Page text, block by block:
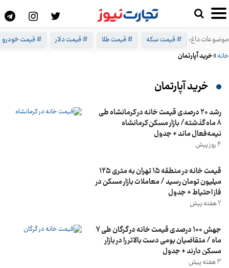
موضوعات داغ: # قیمت سکه # قیمت طلا # قیمت دلار # قیمت خودرو
خانه»خرید آپارتمان
خرید آپارتمان
رشد ۲۰ درصدی قیمت خانه در کرمانشاه طی
۸ ماه گذشته/ بازار مسکن کرمانشاه
نیمه‌فعال ماند + جدول
4 روز پیش
قیمت خانه در منطقه ۱۵ تهران به متری ۱۲۵
میلیون تومان رسید / معاملات بازار مسکن در
فاز احتیاط + جدول
2 هفته پیش
جهش ۱۰۰ درصدی قیمت خانه در گرگان طی ۷
ماه / متقاضیان بومی دست بالاتر را در بازار
مسکن دارند + جدول
3 هفته پیش